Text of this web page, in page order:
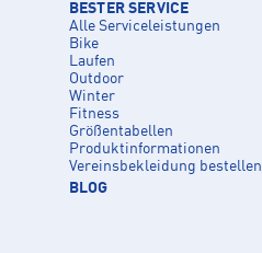
BESTER SERVICE
Alle Serviceleistungen
Bike
Laufen
Outdoor
Winter
Fitness
Größentabellen
Produktinformationen
Vereinsbekleidung bestellen
BLOG